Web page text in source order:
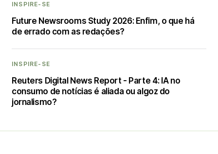
INSPIRE-SE
Future Newsrooms Study 2026: Enfim, o que há
de errado com as redações?
INSPIRE-SE
Reuters Digital News Report - Parte 4: IA no
consumo de notícias é aliada ou algoz do
jornalismo?